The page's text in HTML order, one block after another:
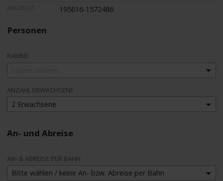
195616-1572486
Personen
KABINE
ANZAHL ERWACHSENE
2 Erwachsene
An- und Abreise
AN- & ABREISE PER BAHN
Bitte wählen / keine An- bzw. Abreise per Bahn